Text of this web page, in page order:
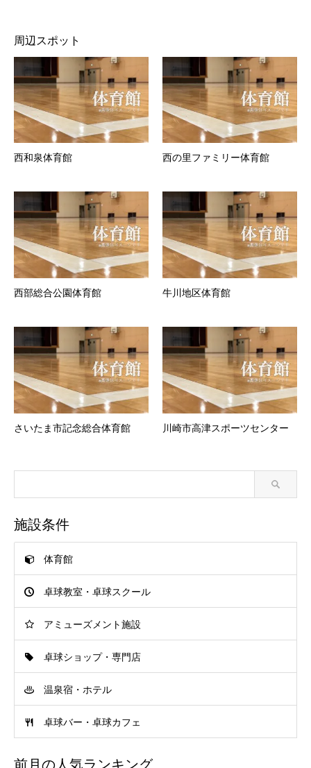
周辺スポット
西和泉体育館 西の里ファミリー体育館
西部総合公園体育館 牛川地区体育館
さいたま市記念総合体育館 川崎市高津スポーツセンター
施設条件
体育館
卓球教室・卓球スクール
アミューズメント施設
卓球ショップ・専門店
温泉宿・ホテル
卓球バー・卓球カフェ
前月の人気ランキング